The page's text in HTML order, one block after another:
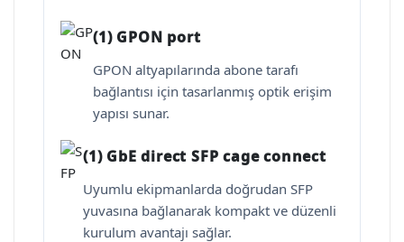
(1) GPON port
GPON altyapılarında abone tarafı
bağlantısı için tasarlanmış optik erişim
yapısı sunar.
(1) GbE direct SFP cage connect
Uyumlu ekipmanlarda doğrudan SFP
yuvasına bağlanarak kompakt ve düzenli
kurulum avantajı sağlar.